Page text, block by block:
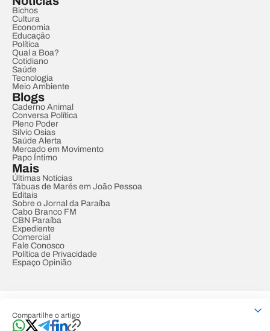
Compartilhe o artigo
Bichos
Cultura
Economia
Educação
Política
Qual a Boa?
Cotidiano
Saúde
Tecnologia
Meio Ambiente
Blogs
Caderno Animal
Conversa Política
Pleno Poder
Sílvio Osias
Saúde Alerta
Mercado em Movimento
Papo Íntimo
Mais
Últimas Notícias
Tábuas de Marés em João Pessoa
Editais
Sobre o Jornal da Paraíba
Cabo Branco FM
CBN Paraíba
Expediente
Comercial
Fale Conosco
Política de Privacidade
Espaço Opinião
Developed by Designed by